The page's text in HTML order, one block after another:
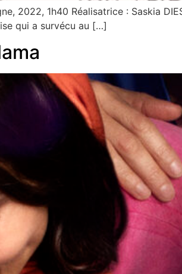
2022, 1h40 Réalisatrice : Saskia
qui a survécu au […]